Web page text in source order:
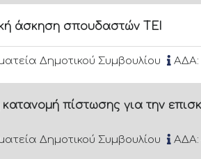
άσκηση σπουδαστών ΤΕΙ
Δημοτικού Συμβουλίου
πίστωσης για την
Δημοτικού Συμβουλίου